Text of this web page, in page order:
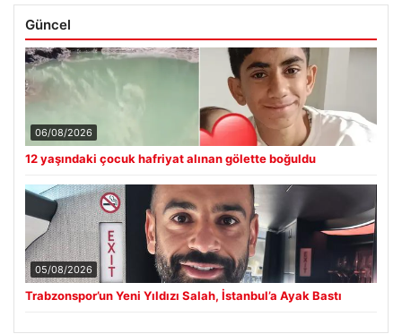
Güncel
06/08/2026
12 yaşındaki çocuk hafriyat alınan gölette boğuldu
05/08/2026
Trabzonspor’un Yeni Yıldızı Salah, İstanbul’a Ayak Bastı